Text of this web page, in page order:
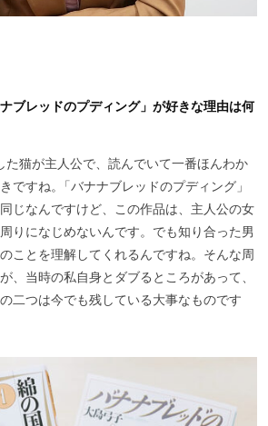
ブレッドのプディング」が好きな理由は何
た猫が主人公で、読んでいて一番ほんわか
ですね。
「バナナブレッドのプディング」
じなんですけど、この作品は、主人公の女
りになじめないんです。でも知り合った男
ことを理解してくれるんですね。そんな周
、当時の私自身とダブるところがあって、
二つは今でも残している大事なものです